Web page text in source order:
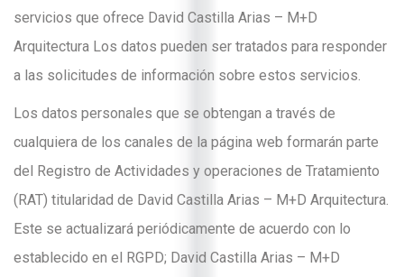
servicios que ofrece David Castilla Arias – M+D
Arquitectura Los datos pueden ser tratados para responder
a las solicitudes de información sobre estos servicios.
Los datos personales que se obtengan a través de
cualquiera de los canales de la página web formarán parte
del Registro de Actividades y operaciones de Tratamiento
(RAT) titularidad de David Castilla Arias – M+D Arquitectura.
Este se actualizará periódicamente de acuerdo con lo
establecido en el RGPD; David Castilla Arias – M+D